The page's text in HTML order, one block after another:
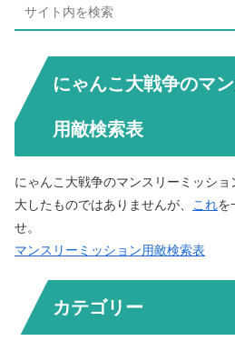
にゃんこ大戦争のマ
用敵検索表
にゃんこ大戦争のマンスリーミッショ
大したものではありませんが、
これを
せ。
マンスリーミッション用敵検索表
カテゴリー